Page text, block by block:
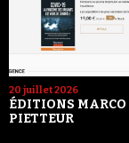
20 juillet 2026
ÉDITIONS MARCO
PIETTEUR